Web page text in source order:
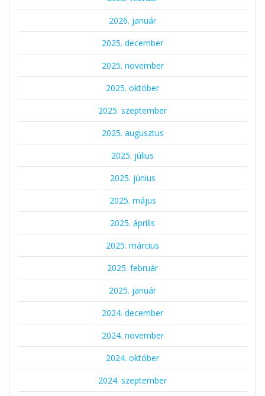
2026. január
2025. december
2025. november
2025. október
2025. szeptember
2025. augusztus
2025. július
2025. június
2025. május
2025. április
2025. március
2025. február
2025. január
2024. december
2024. november
2024. október
2024. szeptember